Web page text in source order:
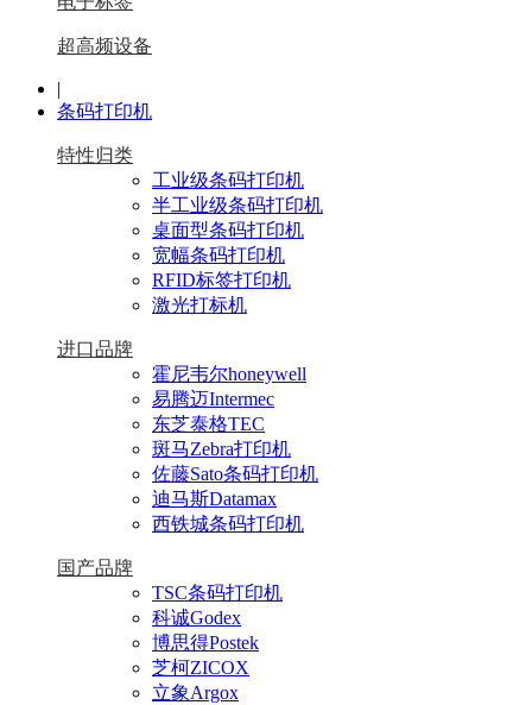
超高频设备
|
条码打印机
特性归类
工业级条码打印机
半工业级条码打印机
桌面型条码打印机
宽幅条码打印机
RFID标签打印机
激光打标机
进口品牌
霍尼韦尔honeywell
易腾迈Intermec
东芝泰格TEC
斑马Zebra打印机
佐藤Sato条码打印机
迪马斯Datamax
西铁城条码打印机
国产品牌
TSC条码打印机
科诚Godex
博思得Postek
芝柯ZICOX
立象Argox